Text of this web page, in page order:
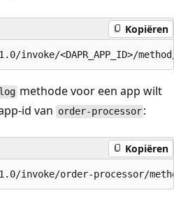
Kopiëren
methode voor een app wilt
id van order-processor :
Kopiëren